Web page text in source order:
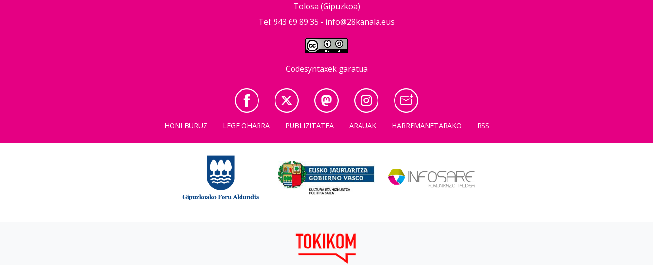
Tolosa (Gipuzkoa)
Tel: 943 69 89 35 - info@28kanala.eus
Codesyntaxek garatua
HONI BURUZ LEGE OHARRA PUBLIZITATEA ARAUAK HARREMANETARAKO RSS